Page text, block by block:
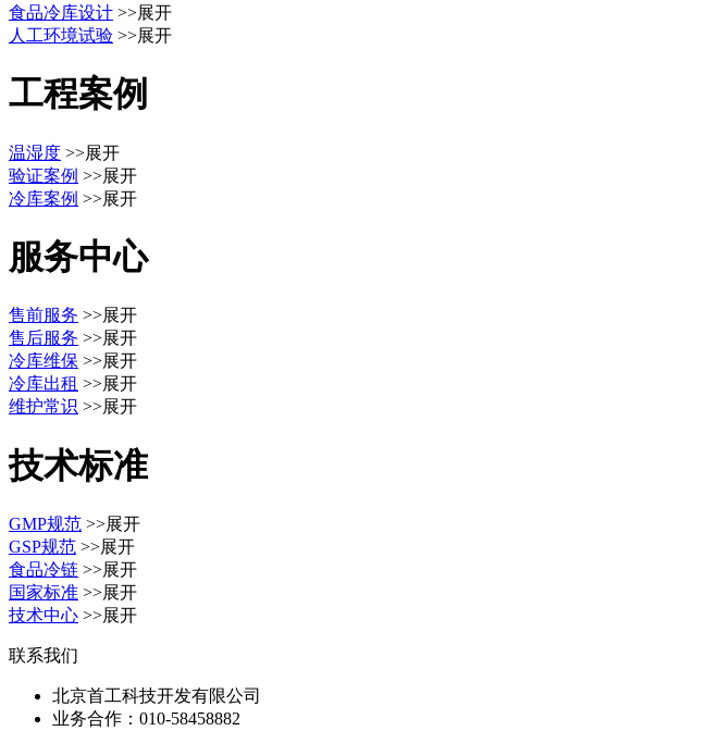
食品冷库设计 >>展开
人工环境试验 >>展开
工程案例
温湿度 >>展开
验证案例 >>展开
冷库案例 >>展开
服务中心
售前服务 >>展开
售后服务 >>展开
冷库维保 >>展开
冷库出租 >>展开
维护常识 >>展开
技术标准
GMP规范 >>展开
GSP规范 >>展开
食品冷链 >>展开
国家标准 >>展开
技术中心 >>展开
联系我们
北京首工科技开发有限公司
业务合作： 010-58458882